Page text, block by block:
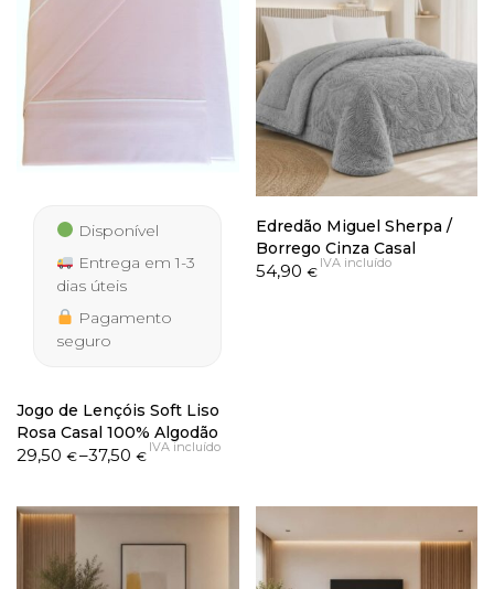
Disponível
Entrega em 1-3
dias úteis
Pagamento
seguro
Jogo de Lençóis Soft Liso
Rosa Casal 100% Algodão
29,50 €–37,50€
Price
through
IVA incluído
Edredão Miguel Sherpa /
Borrego Cinza Casal
54,90 €
IVA incluído